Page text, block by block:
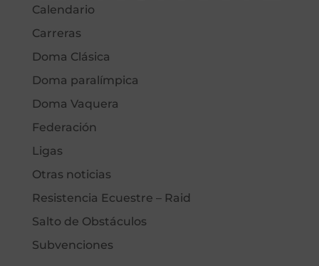
Calendario
Carreras
Doma Clásica
Doma paralímpica
Doma Vaquera
Federación
Ligas
Otras noticias
Resistencia Ecuestre – Raid
Salto de Obstáculos
Subvenciones